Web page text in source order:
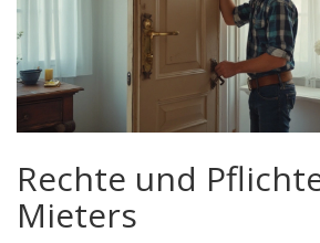
Rechte und
Mieters